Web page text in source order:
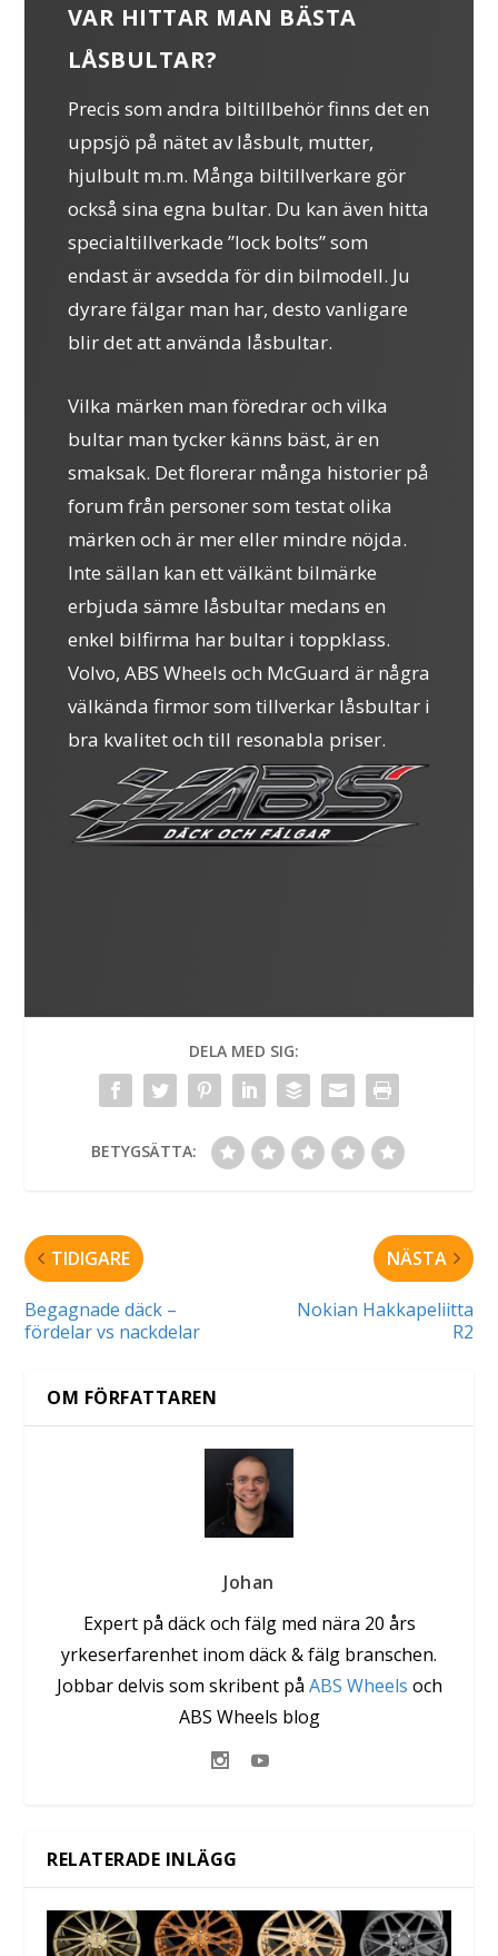
VAR HITTAR MAN BÄSTA
LÅSBULTAR?
Precis som andra biltillbehör finns det en
uppsjö på nätet av låsbult, mutter,
hjulbult m.m. Många biltillverkare gör
också sina egna bultar. Du kan även hitta
specialtillverkade ”lock bolts” som
endast är avsedda för din bilmodell. Ju
dyrare fälgar man har, desto vanligare
blir det att använda låsbultar.
Vilka märken man föredrar och vilka
bultar man tycker känns bäst, är en
smaksak. Det florerar många historier på
forum från personer som testat olika
märken och är mer eller mindre nöjda.
Inte sällan kan ett välkänt bilmärke
erbjuda sämre låsbultar medans en
enkel bilfirma har bultar i toppklass.
Volvo, ABS Wheels och McGuard är några
välkända firmor som tillverkar låsbultar i
bra kvalitet och till resonabla priser.
DELA MED SIG:
BETYGSÄTTA:
TIDIGARE
Begagnade däck –
fördelar vs nackdelar
NÄSTA
Nokian Hakkapeliitta
R2
OM FÖRFATTAREN
Johan
Expert på däck och fälg med nära 20 års
yrkeserfarenhet inom däck & fälg branschen.
Jobbar delvis som skribent på ABS Wheels och
ABS Wheels blog
RELATERADE INLÄGG